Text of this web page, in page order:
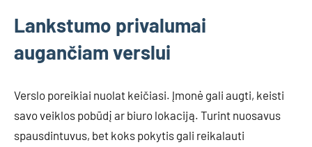
Lankstumo privalumai
augančiam verslui
Verslo poreikiai nuolat keičiasi. Įmonė gali augti, keisti
savo veiklos pobūdį ar biuro lokaciją. Turint nuosavus
spausdintuvus, bet koks pokytis gali reikalauti